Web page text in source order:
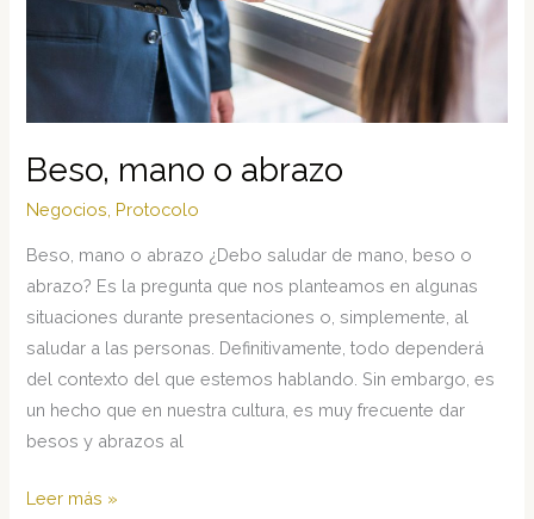
Beso, mano o abrazo
Negocios, Protocolo
Beso, mano o abrazo ¿Debo saludar de mano, beso o
abrazo? Es la pregunta que nos planteamos en algunas
situaciones durante presentaciones o, simplemente, al
saludar a las personas. Definitivamente, todo dependerá
del contexto del que estemos hablando. Sin embargo, es
un hecho que en nuestra cultura, es muy frecuente dar
besos y abrazos al
Beso,
Leer más »